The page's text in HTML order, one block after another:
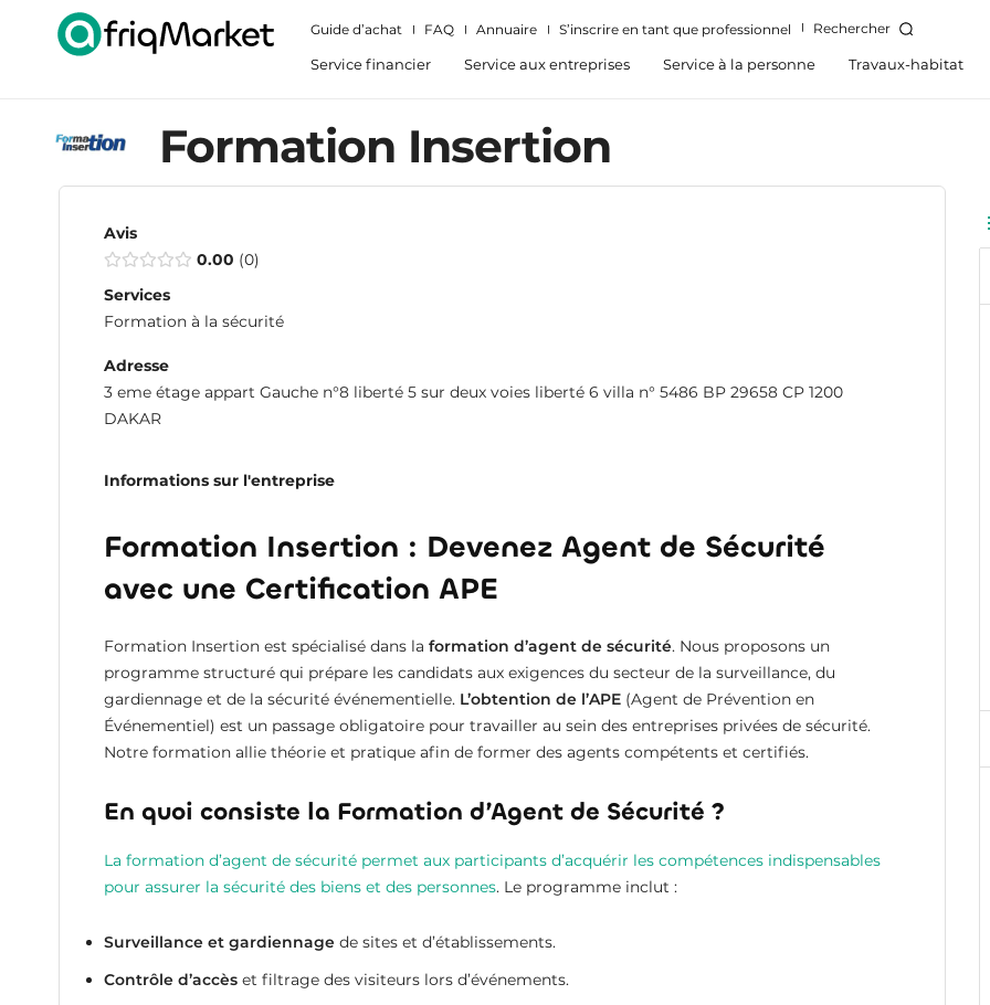
Guide d’achat FAQ Annuaire S’inscrire en tant que professionnel Rechercher
Service financier Service aux entreprises Service à la personne Travaux-habitat
Formation Insertion
Avis
0.00 0
Services
Formation à la sécurité
Adresse
3 eme étage appart Gauche n°8 liberté 5 sur deux voies liberté 6 villa n° 5486 BP 29658 CP 1200
DAKAR
Informations sur l'entreprise
Formation Insertion : Devenez Agent de Sécurité
avec une Certification APE
Formation Insertion est spécialisé dans la formation d’agent de sécurité. Nous proposons un
programme structuré qui prépare les candidats aux exigences du secteur de la surveillance, du
gardiennage et de la sécurité événementielle. L’obtention de l’APE(Agent de Prévention en
Événementiel) est un passage obligatoire pour travailler au sein des entreprises privées de sécurité.
Notre formation allie théorie et pratique afin de former des agents compétents et certifiés.
En quoi consiste la Formation d’Agent de Sécurité ?
La formation d’agent de sécurité permet aux participants d’acquérir les compétences indispensables
pour assurer la sécurité des biens et des personnes. Le programme inclut :
Surveillance et gardiennagede sites et d’établissements.
Contrôle d’accèset filtrage des visiteurs lors d’événements.